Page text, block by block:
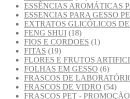
ESSÊNCIAS AROMÁTICAS
ESSENCIAS PARA GESSO
EXTRATOS GLICÓLICOS
FENG SHUI (18)
FIOS E CORDOES (1)
FITAS (19)
FLORES E FRUTOS
FOLHAS EM GESSO (6)
FRASCOS DE
FRASCOS DE VIDRO (54)
FRASCOS PET - PROMOÇÃO